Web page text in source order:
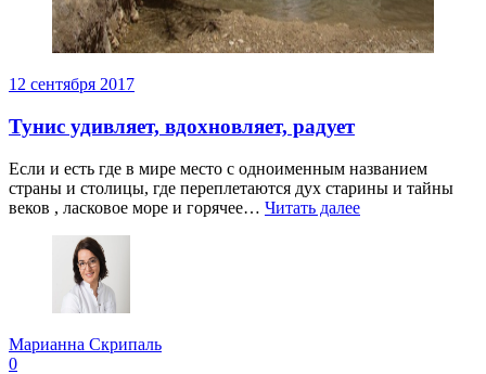
12 сентября 2017
Тунис удивляет, вдохновляет, радует
Если и есть где в мире место с одноименным названием
страны и столицы, где переплетаются дух старины и тайны
веков , ласковое море и горячее… Читать далее
Марианна Скрипаль
0